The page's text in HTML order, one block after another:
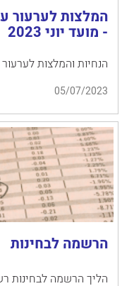
המלצות לערעור
- מועד יוני 2023
הנחיות והמלצות
05/07/2023
הרשמה לבחינות
הליך הרשמה לבחינות